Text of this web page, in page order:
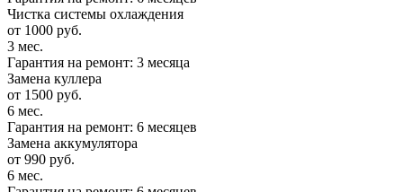
Чистка системы охлаждения
от 1000 руб.
3 мес.
Гарантия на ремонт: 3 месяца
Замена куллера
от 1500 руб.
6 мес.
Гарантия на ремонт: 6 месяцев
Замена аккумулятора
от 990 руб.
6 мес.